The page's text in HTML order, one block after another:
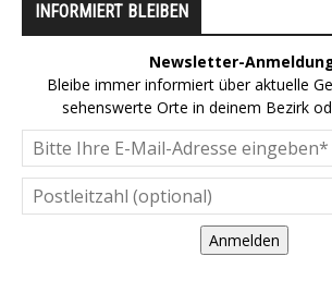
INFORMIERT BLEIBEN
Newsletter-
Bleibe immer informiert über aktuelle
sehenswerte Orte in deinem Bezirk
Anmelden